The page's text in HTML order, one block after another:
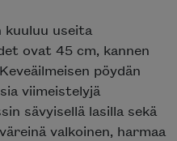
useita
ovat 45 cm, kannen
pöydän
viimeistelyjä
sävyisellä lasilla sekä
valkoinen, harmaa